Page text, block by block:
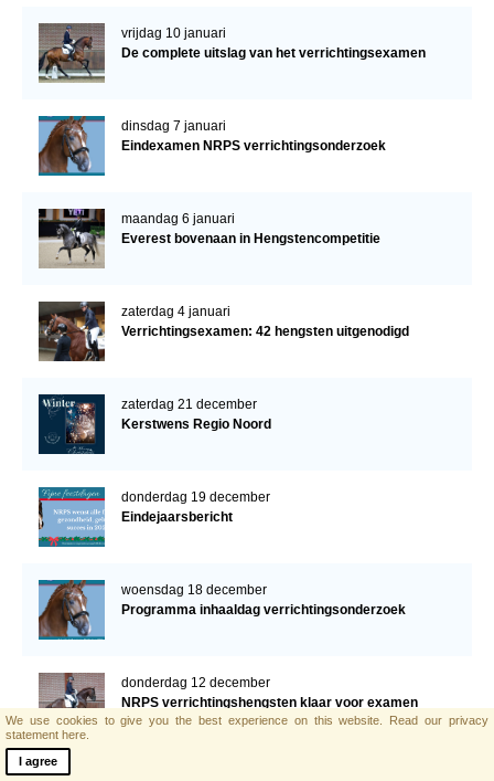
vrijdag 10 januari
De complete uitslag van het verrichtingsexamen
dinsdag 7 januari
Eindexamen NRPS verrichtingsonderzoek
maandag 6 januari
Everest bovenaan in Hengstencompetitie
zaterdag 4 januari
Verrichtingsexamen: 42 hengsten uitgenodigd
zaterdag 21 december
Kerstwens Regio Noord
donderdag 19 december
Eindejaarsbericht
woensdag 18 december
Programma inhaaldag verrichtingsonderzoek
donderdag 12 december
NRPS verrichtingshengsten klaar voor examen
We use cookies to give you the best experience on this website. Read our privacy
statement here.
I agree